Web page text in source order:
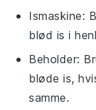
Ismaskine:
blød is i
Beholder:
bløde is,
samme.